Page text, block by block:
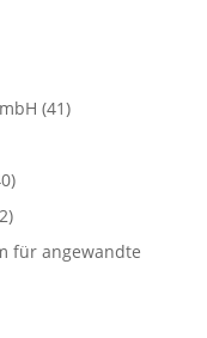
(41)
für angewandte